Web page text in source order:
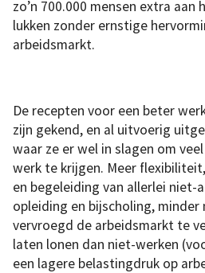
zo’n 700.000 mensen extra
lukken zonder ernstige
arbeidsmarkt.
De recepten voor een beter
zijn gekend, en al uitvoerig
waar ze er wel in slagen om
werk te krijgen. Meer
en begeleiding van allerlei niet-
opleiding en bijscholing, minder
vervroegd de arbeidsmarkt te
laten lonen dan niet-werken
een lagere belastingdruk op